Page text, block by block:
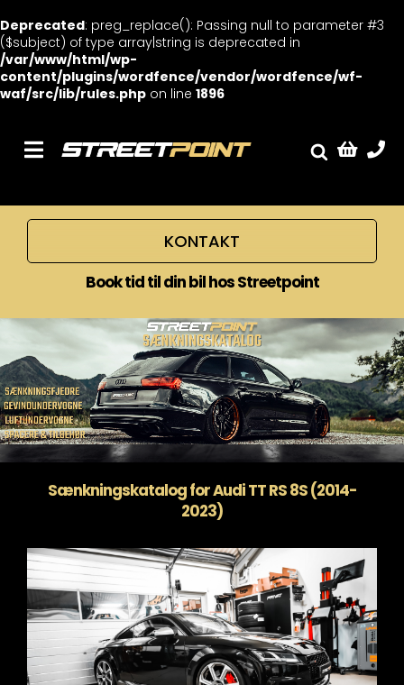
Deprecated: preg_replace(): Passing null to parameter #3
($subject) of type array|string is deprecated in
/var/www/html/wp-
content/plugins/wordfence/vendor/wordfence/wf-
waf/src/lib/rules.php on line 1896
content
Toggle
Service
Sænkning
Tuning
Ventilrens
Værksted
KONTAKT
Book tid til din bil hos Streetpoint
Sænkningskatalog for Audi TT RS 8S (2014-
2023)